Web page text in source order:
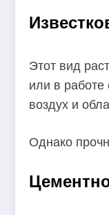
Этот вид
или в работе
воздух и
Однако